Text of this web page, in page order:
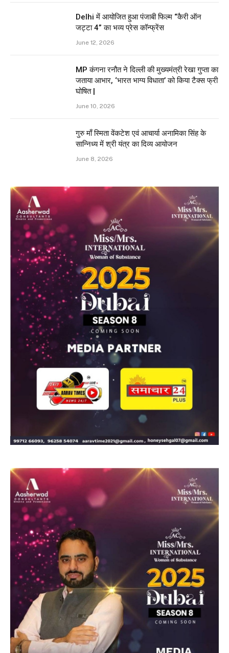
Delhi में आयोजित हुआ पंजाबी फिल्म “कैरी ऑन
जट्टा 4” का भव्य प्रेस कॉन्फ्रेंस
June 12, 2026
MP कंगना रनौत ने दिल्ली की मुख्यमंत्री रेखा गुप्ता का
जताया आभार, ‘भारत भाग्य विधाता’ को किया टैक्स फ्री
घोषित |
June 10, 2026
गुरु माँ स्मिता वेंकटेश एवं आचार्या अनामिका सिंह के
सान्निध्य में श्री यंत्र का दिव्य आयोजन
June 8, 2026